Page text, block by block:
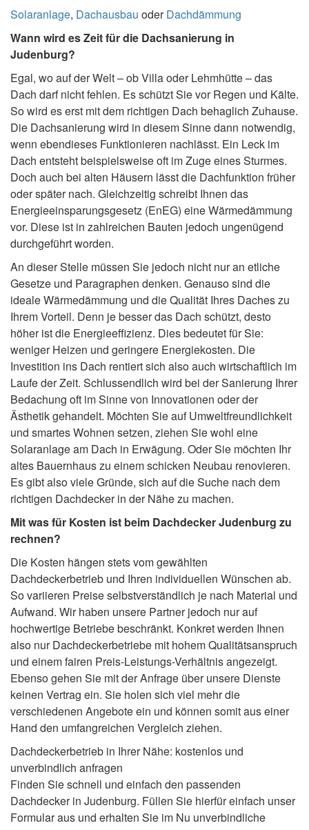
Solaranlage, Dachausbau oderDachdämmung
Wann wird es Zeit für die Dachsanierung in
Judenburg?
Egal, wo auf der Welt – ob Villa oder Lehmhütte – das
Dach darf nicht fehlen. Es schützt Sie vor Regen und Kälte.
So wird es erst mit dem richtigen Dach behaglich Zuhause.
Die Dachsanierung wird in diesem Sinne dann notwendig,
wenn ebendieses Funktionieren nachlässt. Ein Leck im
Dach entsteht beispielsweise oft im Zuge eines Sturmes.
Doch auch bei alten Häusern lässt die Dachfunktion früher
oder später nach. Gleichzeitig schreibt Ihnen das
Energieeinsparungsgesetz (EnEG) eine Wärmedämmung
vor. Diese ist in zahlreichen Bauten jedoch ungenügend
durchgeführt worden.
An dieser Stelle müssen Sie jedoch nicht nur an etliche
Gesetze und Paragraphen denken. Genauso sind die
ideale Wärmedämmung und die Qualität Ihres Daches zu
Ihrem Vorteil. Denn je besser das Dach schützt, desto
höher ist die Energieeffizienz. Dies bedeutet für Sie:
weniger Heizen und geringere Energiekosten. Die
Investition ins Dach rentiert sich also auch wirtschaftlich im
Laufe der Zeit. Schlussendlich wird bei der Sanierung Ihrer
Bedachung oft im Sinne von Innovationen oder der
Ästhetik gehandelt. Möchten Sie auf Umweltfreundlichkeit
und smartes Wohnen setzen, ziehen Sie wohl eine
Solaranlage am Dach in Erwägung. Oder Sie möchten Ihr
altes Bauernhaus zu einem schicken Neubau renovieren.
Es gibt also viele Gründe, sich auf die Suche nach dem
richtigen Dachdecker in der Nähe zu machen.
Mit was für Kosten ist beim Dachdecker Judenburg zu
rechnen?
Die Kosten hängen stets vom gewählten
Dachdeckerbetrieb und Ihren individuellen Wünschen ab.
So variieren Preise selbstverständlich je nach Material und
Aufwand. Wir haben unsere Partner jedoch nur auf
hochwertige Betriebe beschränkt. Konkret werden Ihnen
also nur Dachdeckerbetriebe mit hohem Qualitätsanspruch
und einem fairen Preis-Leistungs-Verhältnis angezeigt.
Ebenso gehen Sie mit der Anfrage über unsere Dienste
keinen Vertrag ein. Sie holen sich viel mehr die
verschiedenen Angebote ein und können somit aus einer
Hand den umfangreichen Vergleich ziehen.
Dachdeckerbetrieb in Ihrer Nähe: kostenlos und
unverbindlich anfragen
Finden Sie schnell und einfach den passenden
Dachdecker in Judenburg. Füllen Sie hierfür einfach unser
Formular aus und erhalten Sie im Nu unverbindliche